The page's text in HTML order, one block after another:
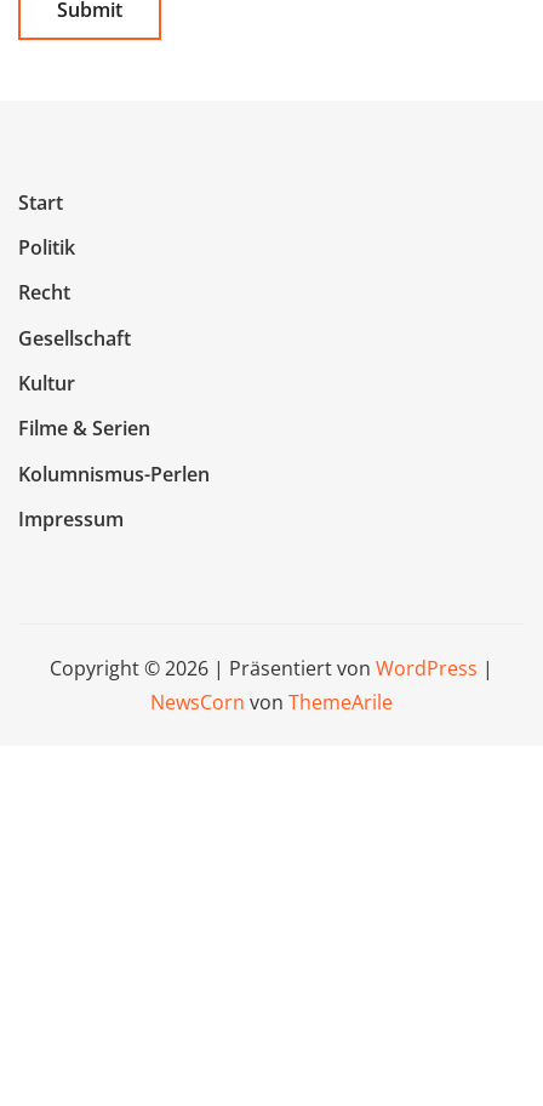
Start
Politik
Recht
Gesellschaft
Kultur
Filme & Serien
Kolumnismus-Perlen
Impressum
Copyright © 2026 | Präsentiert von WordPress |
NewsCorn von ThemeArile